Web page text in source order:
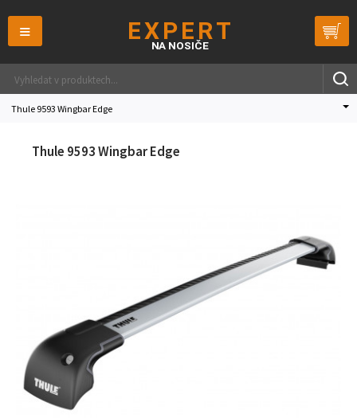
≡
Thule 9593 Wingbar Edge
Thule 9593 Wingbar Edge